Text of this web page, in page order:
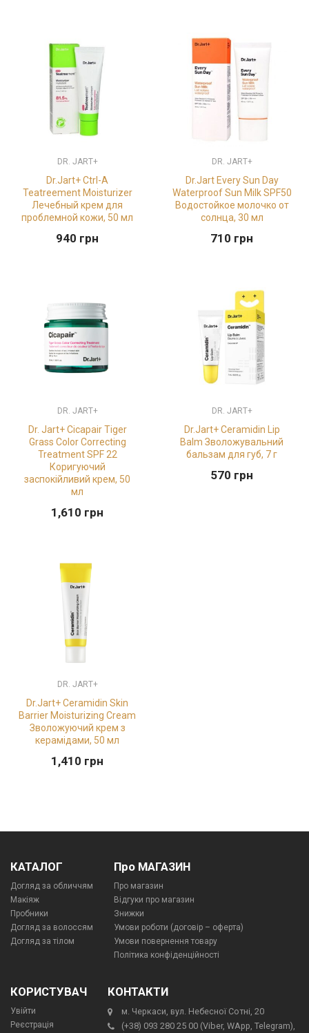
DR. JART+
Dr.Jart+ Ctrl-A
Teatreement Moisturizer
Лечебный крем для
проблемной кожи, 50 мл
940 грн
DR. JART+
Dr.Jart Every Sun Day
Waterproof Sun Milk SPF50
Водостойкое молочко от
солнца, 30 мл
710 грн
DR. JART+
Dr. Jart+ Cicapair Tiger
Grass Color Correcting
Treatment SPF 22
Коригуючий
заспокійливий крем, 50
мл
1,610 грн
DR. JART+
Dr.Jart+ Ceramidin Lip
Balm Зволожувальний
бальзам для губ, 7 г
570 грн
DR. JART+
Dr.Jart+ Ceramidin Skin
Barrier Moisturizing Cream
Зволожуючий крем з
керамідами, 50 мл
1,410 грн
КАТАЛОГ
Догляд за обличчям
Макіяж
Пробники
Догляд за волоссям
Догляд за тілом
Про МАГАЗИН
Про магазин
Відгуки про магазин
Знижки
Умови роботи (договір – оферта)
Умови повернення товару
Політика конфіденційності
КОРИСТУВАЧ
Увійти
Реєстрація
КОНТАКТИ
м. Черкаси, вул. Небесної Сотні, 20
(+38) 093 280 25 00 (Viber, WApp, Telegram),